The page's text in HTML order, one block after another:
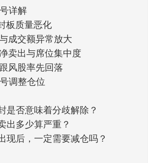
到了春天般的暖风。指数涨了百点，交易额
2 详解
板质量恶化
成交额异常放大
卖出与席位集中度
风股率先回落
调整仓位
是否意味着分歧解除？
出多少算严重？
现后，一定需要减仓吗？